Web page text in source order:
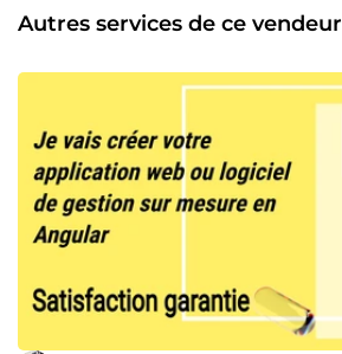
Autres services de ce vendeur